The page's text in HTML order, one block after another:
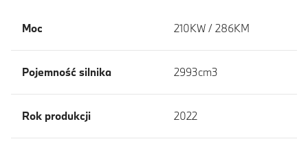
Moc 210KW / 286KM
Pojemność silnika 2993cm3
Rok produkcji 2022